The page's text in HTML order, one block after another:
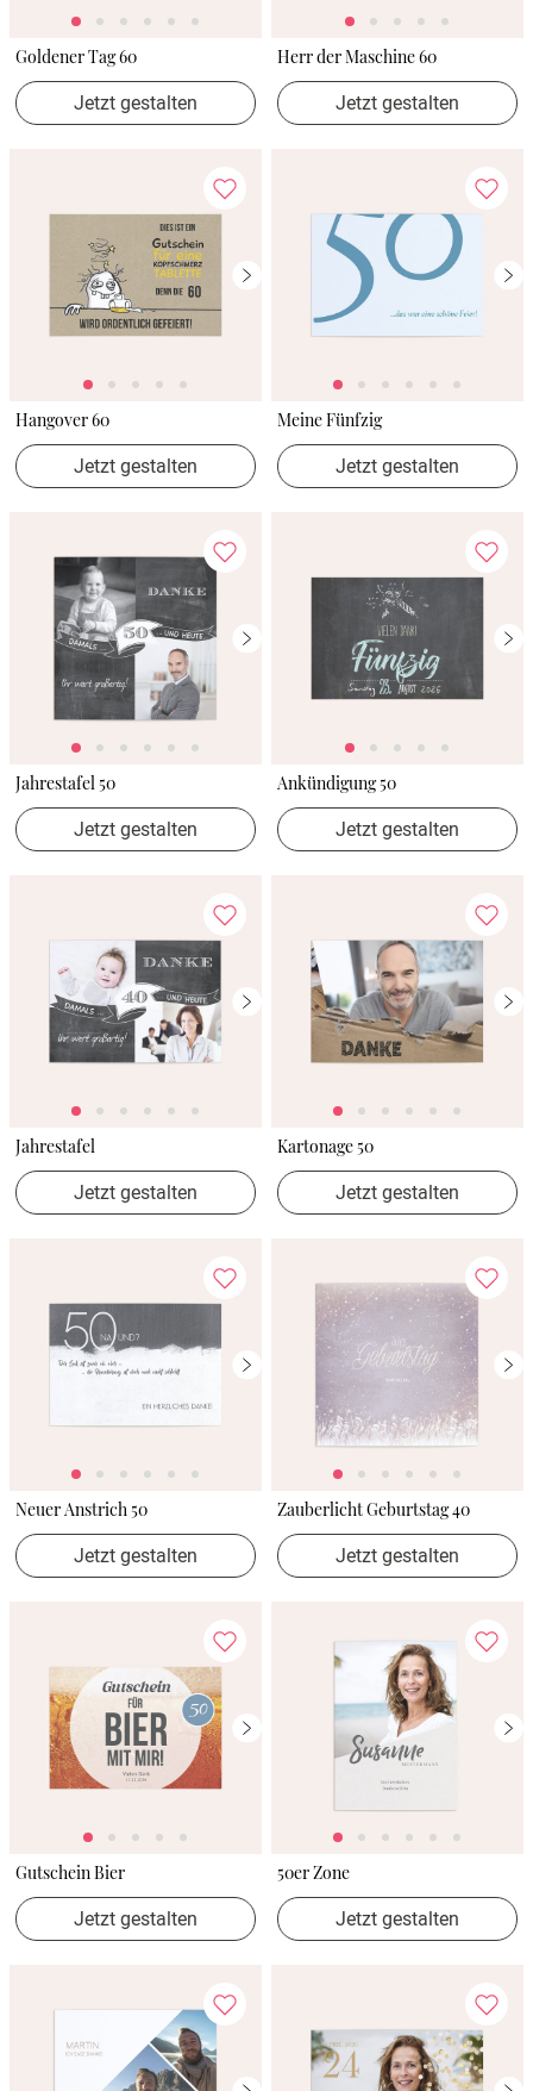
Goldener Tag 60
Jetzt gestalten
Herr der Maschine 60
Jetzt gestalten
Hangover 60
Jetzt gestalten
Meine Fünfzig
Jetzt gestalten
Jahrestafel 50
Jetzt gestalten
Ankündigung 50
Jetzt gestalten
Jahrestafel
Jetzt gestalten
Kartonage 50
Jetzt gestalten
Neuer Anstrich 50
Jetzt gestalten
Zauberlicht Geburtstag 40
Jetzt gestalten
Gutschein Bier
Jetzt gestalten
50er Zone
Jetzt gestalten